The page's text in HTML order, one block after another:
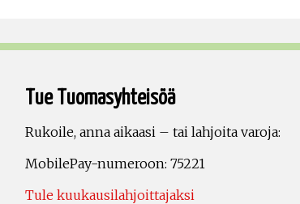
Tue Tuomasyhteisöä
Rukoile, anna aikaasi – tai lahjoita varoja:
MobilePay-numeroon: 75221
Tule kuukausilahjoittajaksi